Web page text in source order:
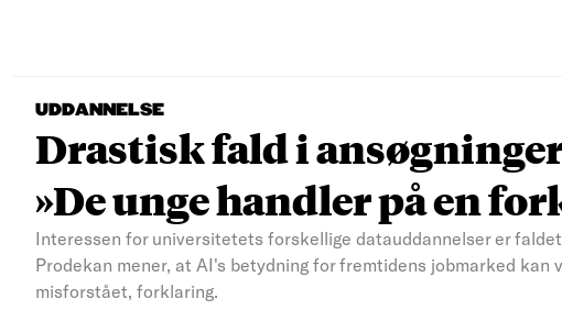
UDDANNELSE
Drastisk fald i
»De unge handler på en
Interessen for universitetets forskellige datauddannelser er
Prodekan mener, at AI's betydning for fremtidens jobmarked kan
misforstået, forklaring.